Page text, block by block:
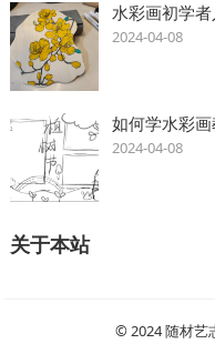
水彩画初学
2024-04-08
如何学水彩
2024-04-08
关于本站
© 2024随材艺